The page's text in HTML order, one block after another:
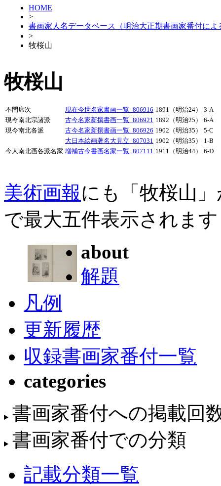
HOME
>
書画家人名データベース（明治大正期書画家番付によ
>
牧桜山
牧桜山
不問席次 現在今世名家書画一覧_806916 1891（明治24）
3-A
現今南北宗諸派
古今名家新撰書画一覧_806921 1892（明治25）
6-A
現今南北各派
古今名家新撰書画一覧_806926 1902（明治35）
5-C
大日本絵画著名大見立_807031 1902（明治35）
1-B
今人南北画各派名家 増補古今書画名家一覧_807111 1911（明治44） 6-D
美術画報にも「牧桜山
で最大五件表示されま
about
解題
凡例
更新履歴
収録書画家番付一覧
categories
書画家番付への掲載回
書画家番付での分類
記載分類一覧